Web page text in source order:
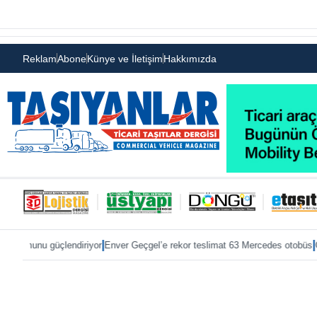
ReklamAboneKünye ve İletişimHakkımızda
|Enver Geçgel’e rekor teslimat 63 Mercedes otobüs|ÖKN